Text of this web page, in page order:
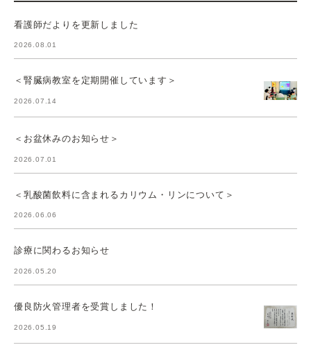
看護師だよりを更新しました
2026.08.01
＜腎臓病教室を定期開催しています＞
2026.07.14
＜お盆休みのお知らせ＞
2026.07.01
＜乳酸菌飲料に含まれるカリウム・リンについて＞
2026.06.06
診療に関わるお知らせ
2026.05.20
優良防火管理者を受賞しました！
2026.05.19